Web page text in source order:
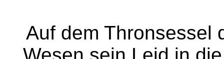
Auf dem Thronsessel
Wesen sein Leid in